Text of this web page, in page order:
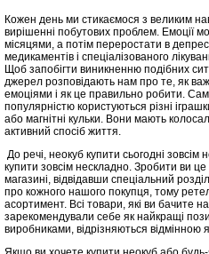
Кожен день ми стикаємося з великим
вирішенні побутових проблем. Емоції
місяцями, а потім переростати в
медикаментів і спеціалізованого
Щоб запобігти виникненню подібних
джерел розповідають нам про те, як
емоціями і як це правильно робити.
популярністю користуються різні
або магнітні кульки. Вони мають
активний спосіб життя.
До речі, неокуб купити сьогодні зовсім
купити зовсім нескладно. Зробити ви
магазині, відвідавши спеціальний
про кожного нашого покупця, тому
асортимент. Всі товари, які ви бачите
зарекомендували себе як найкращі
виробниками, відрізняються відмінною